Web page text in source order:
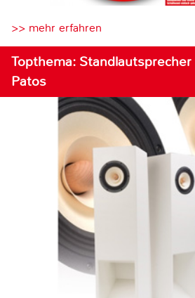
>> mehr erfahren
Topthema: Standlautsprecher
Patos